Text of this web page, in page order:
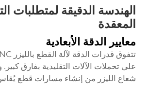
الهندسة الدقيقة لمتطلبات
المعقدة
معايير الدقة الأبعادية
على تحملات الآلات التقليدية بفارق كبير.
شعاع الليزر من إنشاء مسارات قطع